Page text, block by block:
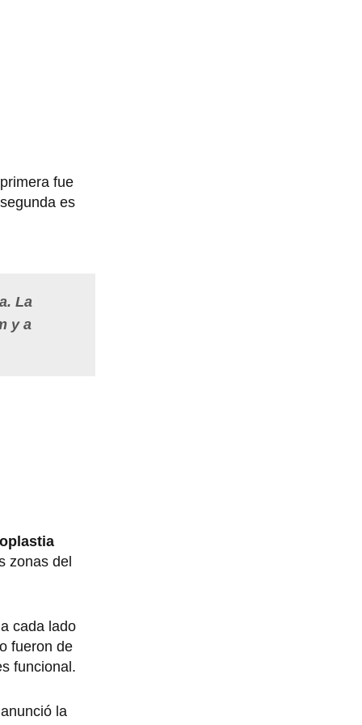
fue
es
La
y a
zonas del
cada lado
fueron de
funcional.
la